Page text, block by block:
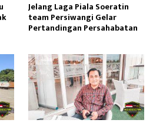
Jelang Laga Piala Soeratin
team Persiwangi Gelar
Pertandingan Persahabatan